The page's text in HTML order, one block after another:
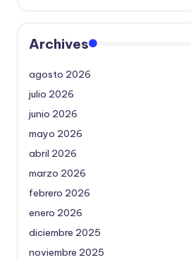
Archives
agosto 2026
julio 2026
junio 2026
mayo 2026
abril 2026
marzo 2026
febrero 2026
enero 2026
diciembre 2025
noviembre 2025